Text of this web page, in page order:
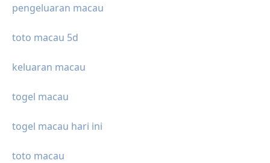
pengeluaran macau
toto macau 5d
keluaran macau
togel macau
togel macau hari ini
toto macau